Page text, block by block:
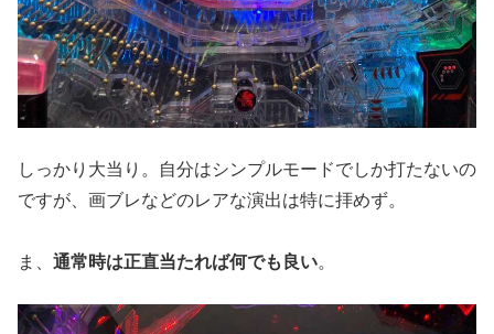
しっかり大当り。自分はシンプルモードでしか打たないの
ですが、画ブレなどのレアな演出は特に拝めず。
ま、 通常時は正直当たれば何でも良い。